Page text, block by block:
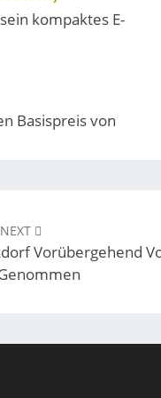
kompaktes E-
Basispreis von
NEXT
Vorübergehend